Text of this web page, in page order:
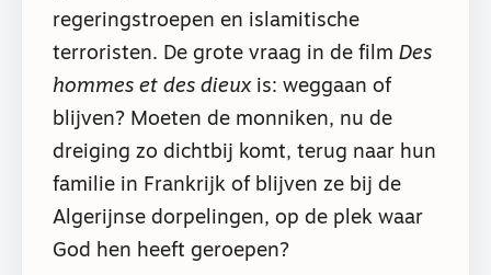
regeringstroepen en islamitische
terroristen. De grote vraag in de film Des
hommes et des dieuxis: weggaan of
blijven? Moeten de monniken, nu de
dreiging zo dichtbij komt, terug naar hun
familie in Frankrijk of blijven ze bij de
Algerijnse dorpelingen, op de plek waar
God hen heeft geroepen?